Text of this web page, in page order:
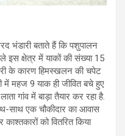
भंडारी बताते हैं कि पशुपालन
इस क्षेत्र में याकों की संख्या 15
के कारण हिमस्खलन की चपेट
महज 9 याक ही जीवित बचे हुए
गांव में बाड़ा तैयार कर रहा है.
साथ एक चौकीदार का आवास
काश्तकारों को वितरित किया